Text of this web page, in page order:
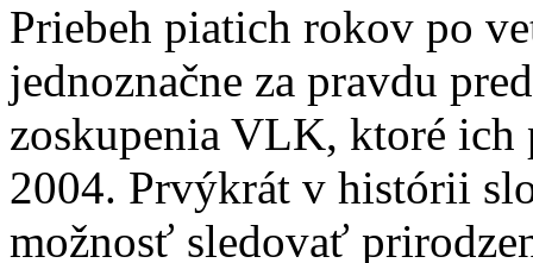
Priebeh piatich rokov po
jednoznačne za pravdu
zoskupenia VLK, ktoré ich
2004. Prvýkrát v histórii
možnosť sledovať